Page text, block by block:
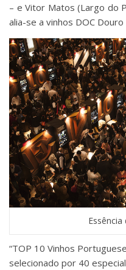
– e Vitor Matos (Largo do
alia-se a vinhos DOC
“TOP 10 Vinhos
selecionado por 40